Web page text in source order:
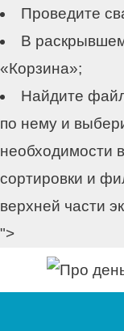
Проведите
В
«Корзина»;
Найдите
по нему и
необходимости
сортировки и
верхней части
">
содержимому